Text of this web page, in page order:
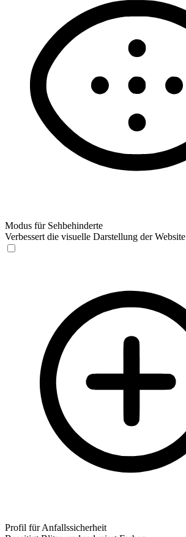
Modus für Sehbehinderte
Verbessert die visuelle Darstellung der Website
Profil für Anfallssicherheit